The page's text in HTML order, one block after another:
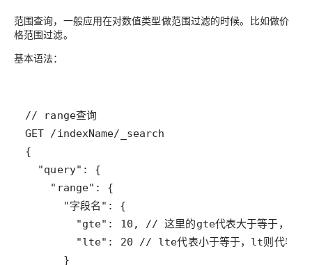
范围查询，一般应用在对数值类型做范围过滤的时候。比如做价
格范围过滤。
基本语法：